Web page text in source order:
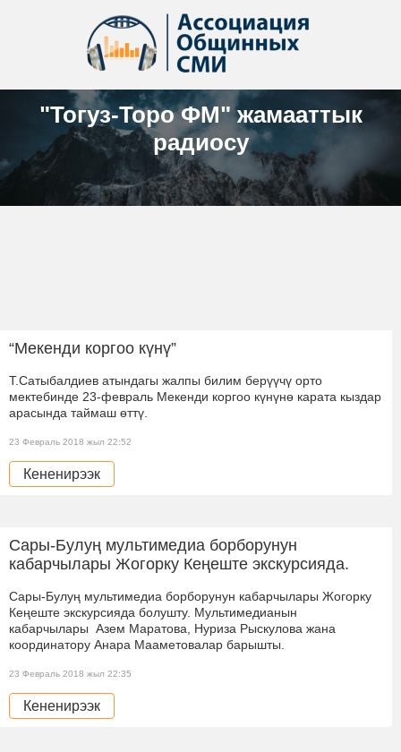
"Тогуз-Торо ФМ" жамааттык
радиосу
“Мекенди коргоо күнү”
Т.Сатыбалдиев атындагы жалпы билим берүүчү орто
мектебинде 23-февраль Мекенди коргоо күнүнө карата кыздар
арасында таймаш өттү.
23 Февраль 2018 жыл 22:52
Кененирээк
Сары-Булуң мультимедиа борборунун
кабарчылары Жогорку Кеңеште экскурсияда.
Сары-Булуң мультимедиа борборунун кабарчылары Жогорку
Кеңеште экскурсияда болушту. Мультимедианын
кабарчылары Азем Маратова, Нуриза Рыскулова жана
координатору Анара Мааметовалар барышты.
23 Февраль 2018 жыл 22:35
Кененирээк